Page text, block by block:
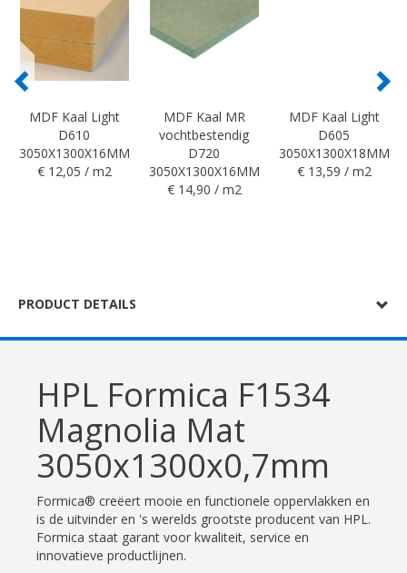
MDF Kaal Light
D610
3050X1300X16MM
€ 12,05 / m2
MDF Kaal MR
vochtbestendig
D720
3050X1300X16MM
€ 14,90 / m2
MDF Kaal Light
D605
3050X1300X18MM
€ 13,59 / m2
PRODUCT DETAILS
HPL Formica F1534
Magnolia Mat
3050x1300x0,7mm
Formica® creëert mooie en functionele oppervlakken en
is de uitvinder en 's werelds grootste producent van HPL.
Formica staat garant voor kwaliteit, service en
innovatieve productlijnen.